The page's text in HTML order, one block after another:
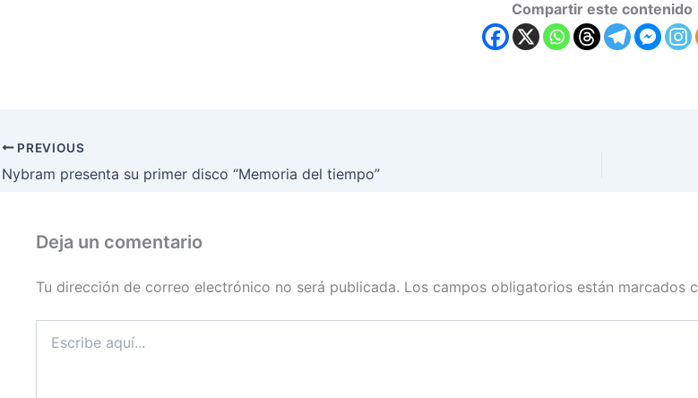
Compartir este contenido
PREVIOUS
Nybram presenta su primer disco “Memoria del tiempo”
Deja un comentario
Tu dirección de correo electrónico no será publicada. Los campos obligatorios están marcados
aquí...